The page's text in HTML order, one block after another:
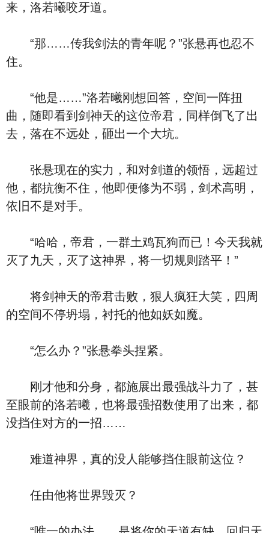
来，洛若曦咬牙道。
“那……传我剑法的青年呢？”张悬再也忍不
住。
“他是……”洛若曦刚想回答，空间一阵扭
曲，随即看到剑神天的这位帝君，同样倒飞了出
去，落在不远处，砸出一个大坑。
张悬现在的实力，和对剑道的领悟，远超过
他，都抗衡不住，他即便修为不弱，剑术高明，
依旧不是对手。
“哈哈，帝君，一群土鸡瓦狗而已！今天我就
灭了九天，灭了这神界，将一切规则踏平！”
将剑神天的帝君击败，狠人疯狂大笑，四周
的空间不停坍塌，衬托的他如妖如魔。
“怎么办？”张悬拳头捏紧。
刚才他和分身，都施展出最强战斗力了，甚
至眼前的洛若曦，也将最强招数使用了出来，都
没挡住对方的一招……
难道神界，真的没人能够挡住眼前这位？
任由他将世界毁灭？